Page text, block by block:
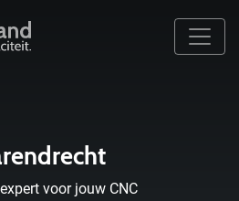
voor jouw CNC